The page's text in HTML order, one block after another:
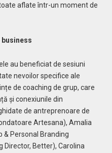
aflate într-un moment de
au beneficiat de sesiuni
nevoilor specifice ale
de coaching de grup, care
și conexiunile din
de antreprenoare de
Artesana), Amalia
& Personal Branding
Director, Better), Carolina